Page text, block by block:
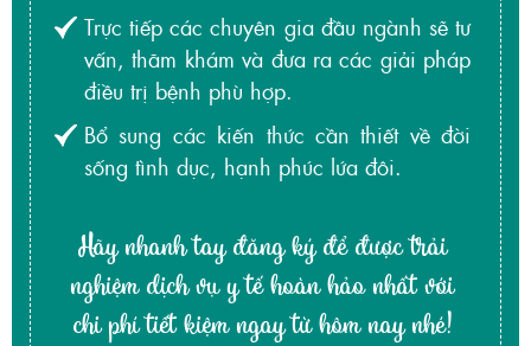
Trực tiếp các chuyên gia đầu ngành sẽ tư
vấn, thăm khám và đưa ra các giải pháp
điều trị bệnh phù hợp.
Bổ sung các kiến thức cần thiết về đời
sống tình dục, hạnh phúc lứa đôi.
Hãy nhanh tay đăng ký để được trải
nghiệm dịch vụ y tế hoàn hảo nhất với
chi phí tiết kiệm ngay từ hôm nay nhé!